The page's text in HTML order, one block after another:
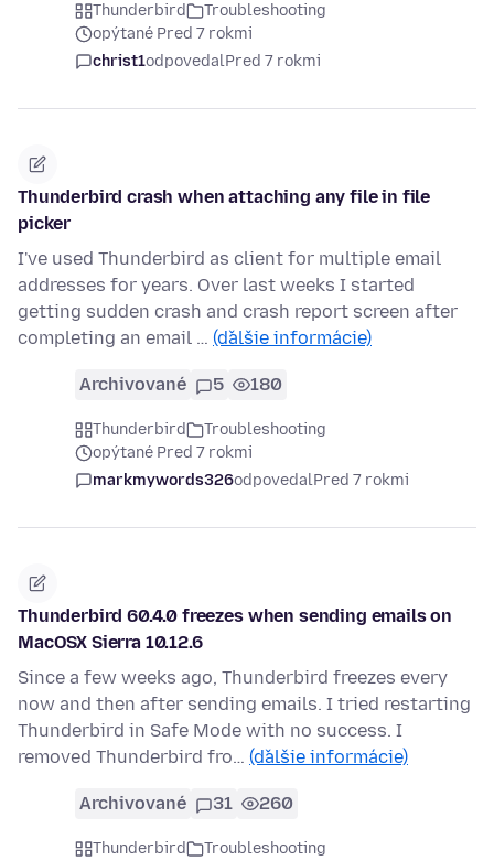
Thunderbird
Troubleshooting
opýtané Pred 7 rokmi
christ1odpovedalPred 7 rokmi
Thunderbird crash when attaching any file in file
picker
I've used Thunderbird as client for multiple email
addresses for years. Over last weeks I started
getting sudden crash and crash report screen after
completing an email … (ďalšie informácie)
Archivované 5 180
Thunderbird
Troubleshooting
opýtané Pred 7 rokmi
markmywords326odpovedalPred 7 rokmi
Thunderbird 60.4.0 freezes when sending emails on
MacOSX Sierra 10.12.6
Since a few weeks ago, Thunderbird freezes every
now and then after sending emails. I tried restarting
Thunderbird in Safe Mode with no success. I
removed Thunderbird fro… (ďalšie informácie)
Archivované 31 260
Thunderbird
Troubleshooting